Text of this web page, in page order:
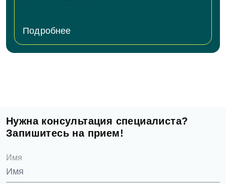
Подробнее
Нужна консультация специалиста?
Запишитесь на прием!
Имя